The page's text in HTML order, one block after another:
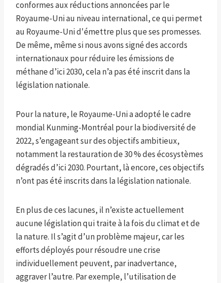
conformes aux réductions annoncées par le
Royaume-Uni au niveau international, ce qui permet
au Royaume-Uni d'émettre plus que ses promesses.
De même, même si nous avons signé des accords
internationaux pour réduire les émissions de
méthane d’ici 2030, cela n’a pas été inscrit dans la
législation nationale.
Pour la nature, le Royaume-Uni a adopté le cadre
mondial Kunming-Montréal pour la biodiversité de
2022, s’engageant sur des objectifs ambitieux,
notamment la restauration de 30 % des écosystèmes
dégradés d’ici 2030. Pourtant, là encore, ces objectifs
n’ont pas été inscrits dans la législation nationale.
En plus de ces lacunes, il n’existe actuellement
aucune législation qui traite à la fois du climat et de
la nature. Il s’agit d’un problème majeur, car les
efforts déployés pour résoudre une crise
individuellement peuvent, par inadvertance,
aggraver l’autre. Par exemple, l’utilisation de